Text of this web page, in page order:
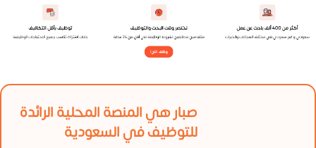
صبار هي المنصة المحلية الرائدة
للتوظيف في السعودية